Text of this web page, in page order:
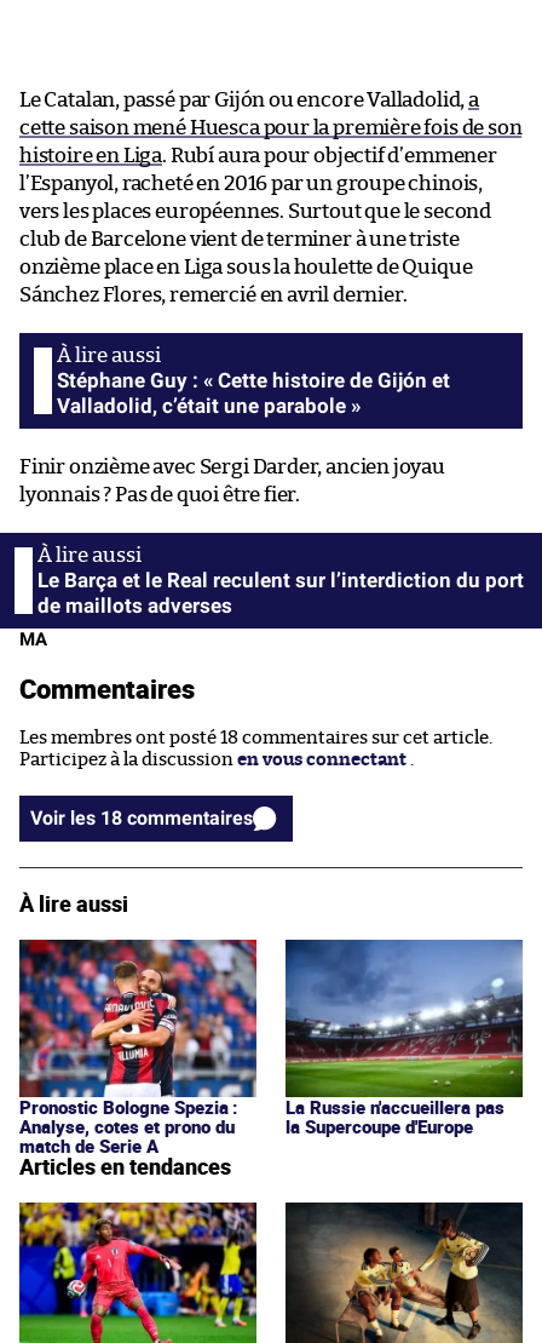
Le Catalan, passé par Gijón ou encore Valladolid,a
cette saison mené Huesca pour la première fois de son
histoire en Liga. Rubí aura pour objectif d’emmener
l’Espanyol, racheté en 2016 par un groupe chinois,
vers les places européennes. Surtout que le second
club de Barcelone vient de terminer à une triste
onzième place en Liga sous la houlette de Quique
Sánchez Flores, remercié en avril dernier.
Stéphane Guy : « Cette histoire de Gijón et
Valladolid, c’était une parabole »
Finir onzième avec Sergi Darder, ancien joyau
lyonnais ? Pas de quoi être fier.
Le Barça et le Real reculent sur l’interdiction du port
de maillots adverses
MA
Commentaires
Les membres ont posté 18 commentaires sur cet article.
Participez à la discussion en vous connectant .
Voir les 18 commentaires
À lire aussi
Pronostic Bologne Spezia :
Analyse, cotes et prono du
match de Serie A
La Russie n'accueillera pas
la Supercoupe d'Europe
Articles en tendances